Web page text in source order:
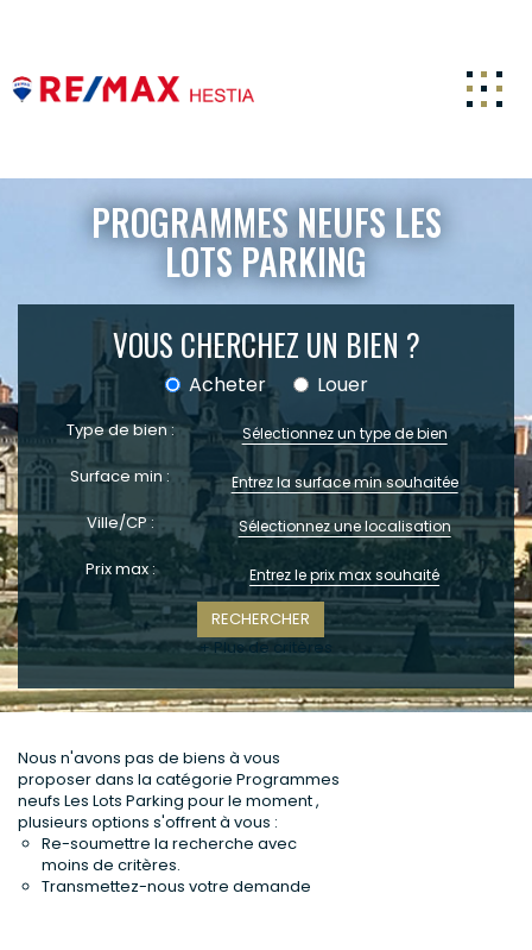
ACCUEIL
ACHETER
ESTIMATION
LOUER
FAIRE GÉRER
CARRIERE
NOTRE AGENCE
ACTUALITÉS
CONTACT
PROGRAMMES NEUFS LES
LOTS PARKING
VOUS CHERCHEZ UN BIEN ?
Acheter Louer
Type de bien : Sélectionnez un type de bien
Surface min :
Ville/CP : Sélectionnez une localisation
Prix max :
+ Plus de critères
Nous n'avons pas de biens à vous
proposer dans la catégorie Programmes
neufs Les Lots Parking pour le moment ,
plusieurs options s'offrent à vous :
Re-soumettre la recherche avec
moins de critères.
Transmettez-nous votre demande